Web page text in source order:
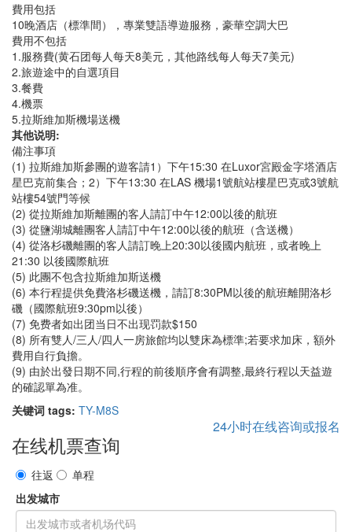
費用包括
10晚酒店（標準間），專業雙語導遊服務，豪華空調大巴
費用不包括
1.服務費(黄石团每人每天8美元，其他路线每人每天7美元)
2.旅遊途中的自選項目
3.餐費
4.機票
5.拉斯維加斯機場送機
其他说明:
備注事項
(1) 拉斯維加斯參團的遊客請1）下午15:30 在Luxor宮殿金字塔酒店
星巴克前集合；2）下午13:30 在LAS 機場1號航站樓星巴克或3號航
站樓54號門等候
(2) 從拉斯維加斯離團的客人請訂中午12:00以後的航班
(3) 從鹽湖城離團客人請訂中午12:00以後的航班（含送機）
(4) 從洛杉磯離團的客人請訂晚上20:30以後國内航班，或者晚上
21:30 以後國際航班
(5) 此團不包含拉斯維加斯送機
(6) 本行程提供免費洛杉磯送機，請訂8:30PM以後的航班離開洛杉
磯（國際航班9:30pm以後）
(7) 免费者如出团当日不出现罚款$150
(8) 所有雙人/三人/四人一房旅館均以雙床為標準;若要求加床，額外
費用自行負擔。
(9) 由於出發日期不同,行程的前後順序會有調整,最終行程以天益遊
的確認單為准。
关键词 tags: TY-M8S
24小时在线咨询或报名
在线机票查询
往返
单程
出发城市